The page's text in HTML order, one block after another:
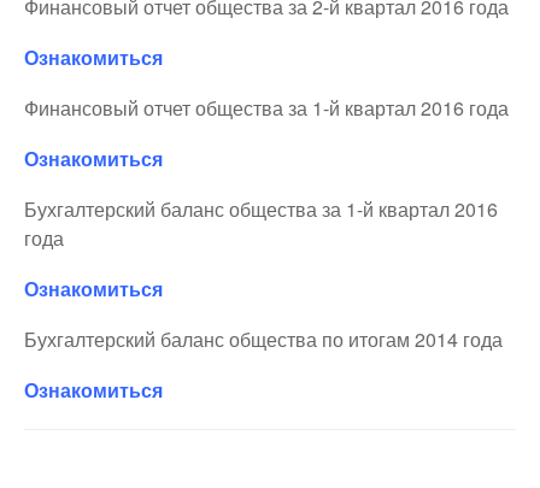
Финансовый отчет общества за 2-й квартал 2016 года
Ознакомиться
Финансовый отчет общества за 1-й квартал 2016 года
Ознакомиться
Бухгалтерский баланс общества за 1-й квартал 2016
года
Ознакомиться
Бухгалтерский баланс общества по итогам 2014 года
Ознакомиться